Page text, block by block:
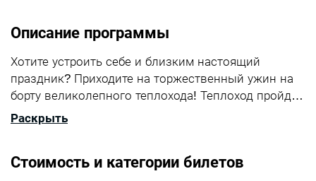
Описание программы
Хотите устроить себе и близким настоящий
праздник? Приходите на торжественный ужин на
борту великолепного теплохода! Теплоход пройдет
по живописному маршруту центральной части
столицы. Атмосферу вечера задают ни с чем не
роскошные парки, памятники, набережные и
Раскрыть
Стоимость и категории билетов